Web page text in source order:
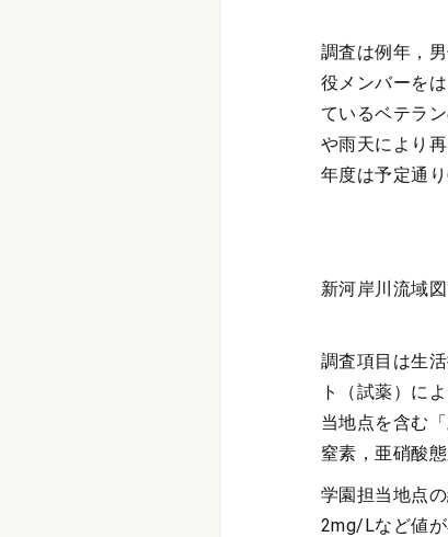
調査は例年，
役メンバーを
ているベテラ
や雨天により
年度は予定通
新河岸川流域
調査項目は生
ト（試薬）に
当地点を含む
窒素，亜硝酸
学園担当地点
2mg/Lなど値